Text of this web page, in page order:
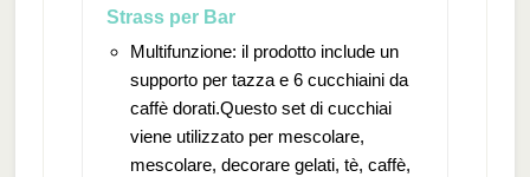
Strass per Bar
Multifunzione: il prodotto include un
supporto per tazza e 6 cucchiaini da
caffè dorati.Questo set di cucchiai
viene utilizzato per mescolare,
mescolare, decorare gelati, tè, caffè,